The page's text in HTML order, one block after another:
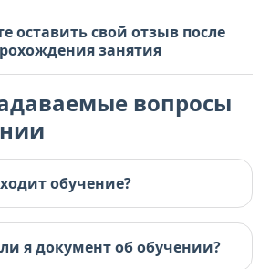
оставить свой отзыв после
занятия
вопросы
обучение?
я документ об обучении?